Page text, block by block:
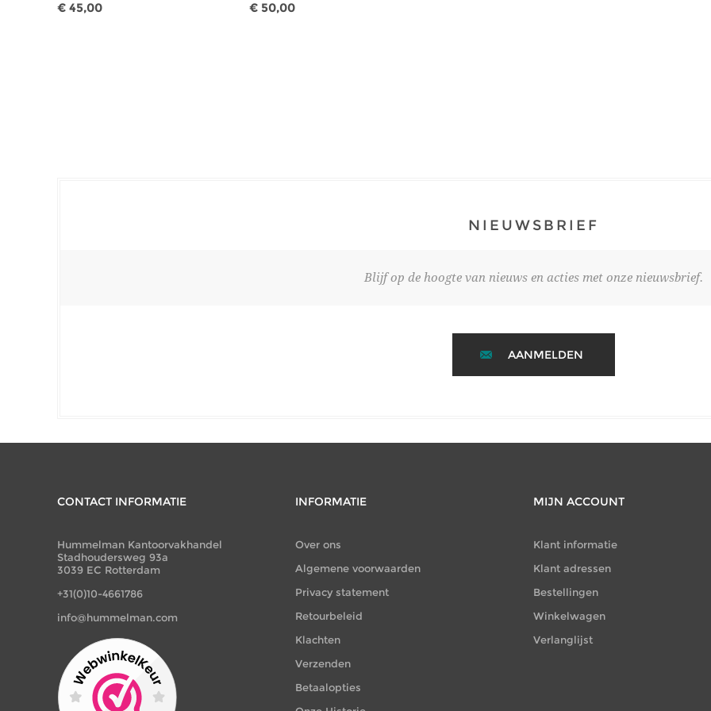
€ 45,00 € 50,00
NIEUWSBRIEF
Blijf op de hoogte van nieuws en acties met onze nieuwsbrief.
AANMELDEN
CONTACT INFORMATIE
Hummelman Kantoorvakhandel
Stadhoudersweg 93a
3039 EC Rotterdam
+31(0)10-4661786
info@hummelman.com
INFORMATIE
Over ons
Algemene voorwaarden
Privacy statement
Retourbeleid
Klachten
Verzenden
Betaalopties
MIJN ACCOUNT
Klant informatie
Klant adressen
Bestellingen
Winkelwagen
Verlanglijst